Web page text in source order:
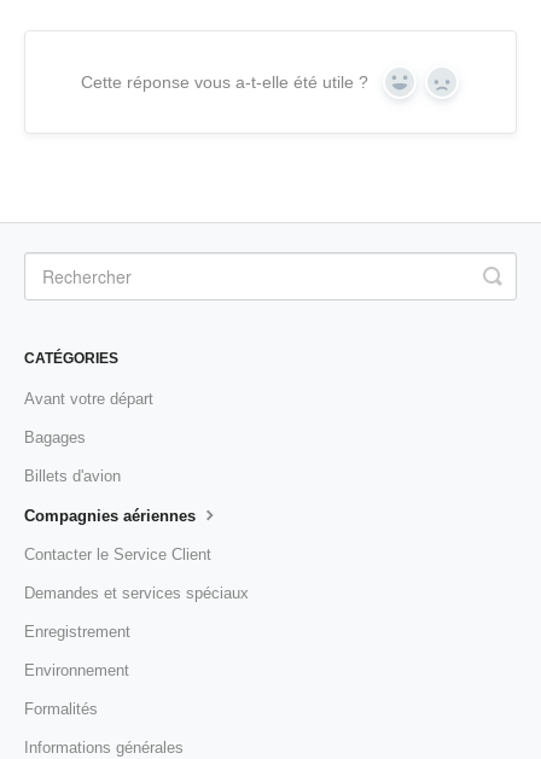
Cette réponse vous a-t-elle été utile ? Yes No
CATÉGORIES
Avant votre départ
Bagages
Billets d'avion
Compagnies aériennes
Contacter le Service Client
Demandes et services spéciaux
Enregistrement
Environnement
Formalités
Informations générales